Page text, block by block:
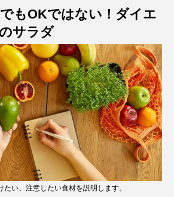
もOKではない！ダイエ
サラダ
い、注意したい食材を説明します。